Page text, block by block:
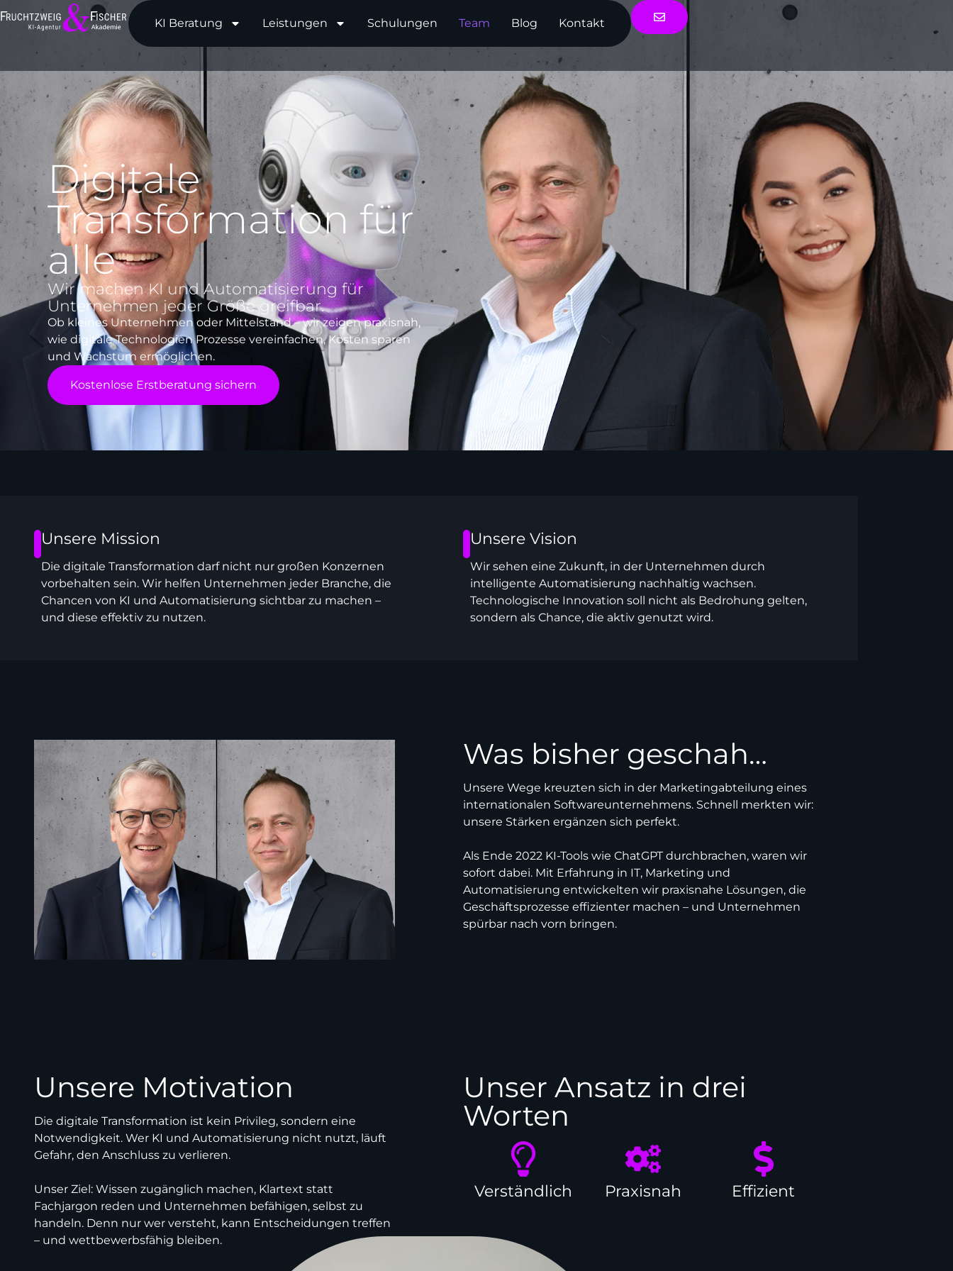
KI Beratung Leistungen Schulungen Team Blog Kontakt
Digitale
Transformation für
alle
Wir machen KI und Automatisierung für
Unternehmen jeder Größe greifbar.
Ob kleines Unternehmen oder Mittelstand – wir zeigen praxisnah,
wie digitale Technologien Prozesse vereinfachen, Kosten sparen
und Wachstum ermöglichen.
Kostenlose Erstberatung sichern
Unsere Mission
Die digitale Transformation darf nicht nur großen Konzernen
vorbehalten sein. Wir helfen Unternehmen jeder Branche, die
Chancen von KI und Automatisierung sichtbar zu machen –
und diese effektiv zu nutzen.
Unsere Vision
Wir sehen eine Zukunft, in der Unternehmen durch
intelligente Automatisierung nachhaltig wachsen.
Technologische Innovation soll nicht als Bedrohung gelten,
sondern als Chance, die aktiv genutzt wird.
Was bisher geschah…
Unsere Wege kreuzten sich in der Marketingabteilung eines
internationalen Softwareunternehmens. Schnell merkten wir:
unsere Stärken ergänzen sich perfekt.
Als Ende 2022 KI-Tools wie ChatGPT durchbrachen, waren wir
sofort dabei. Mit Erfahrung in IT, Marketing und
Automatisierung entwickelten wir praxisnahe Lösungen, die
Geschäftsprozesse effizienter machen – und Unternehmen
spürbar nach vorn bringen.
Unsere Motivation
Die digitale Transformation ist kein Privileg, sondern eine
Notwendigkeit. Wer KI und Automatisierung nicht nutzt, läuft
Gefahr, den Anschluss zu verlieren.
Unser Ziel: Wissen zugänglich machen, Klartext statt
Fachjargon reden und Unternehmen befähigen, selbst zu
handeln. Denn nur wer versteht, kann Entscheidungen treffen
– und wettbewerbsfähig bleiben.
Unser Ansatz in drei
Worten
Verständlich Praxisnah Effizient